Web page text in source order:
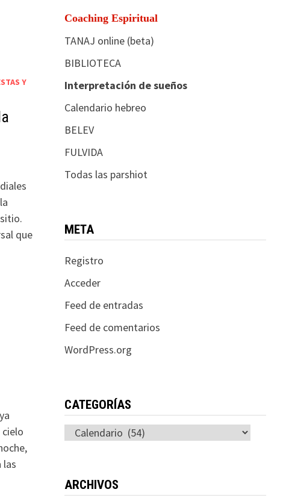
Y
que
las
Coaching Espiritual
TANAJ online (beta)
BIBLIOTECA
Interpretación de sueños
Calendario hebreo
BELEV
FULVIDA
Todas las parshiot
META
Registro
Acceder
Feed de entradas
Feed de comentarios
WordPress.org
CATEGORÍAS
Categorías
ARCHIVOS